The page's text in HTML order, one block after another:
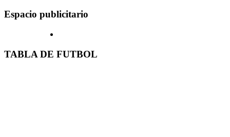
Espacio publicitario
TABLA DE FUTBOL